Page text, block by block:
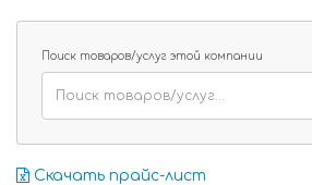
Поиск товаров/услуг этой компании
Скачать прайс-лист